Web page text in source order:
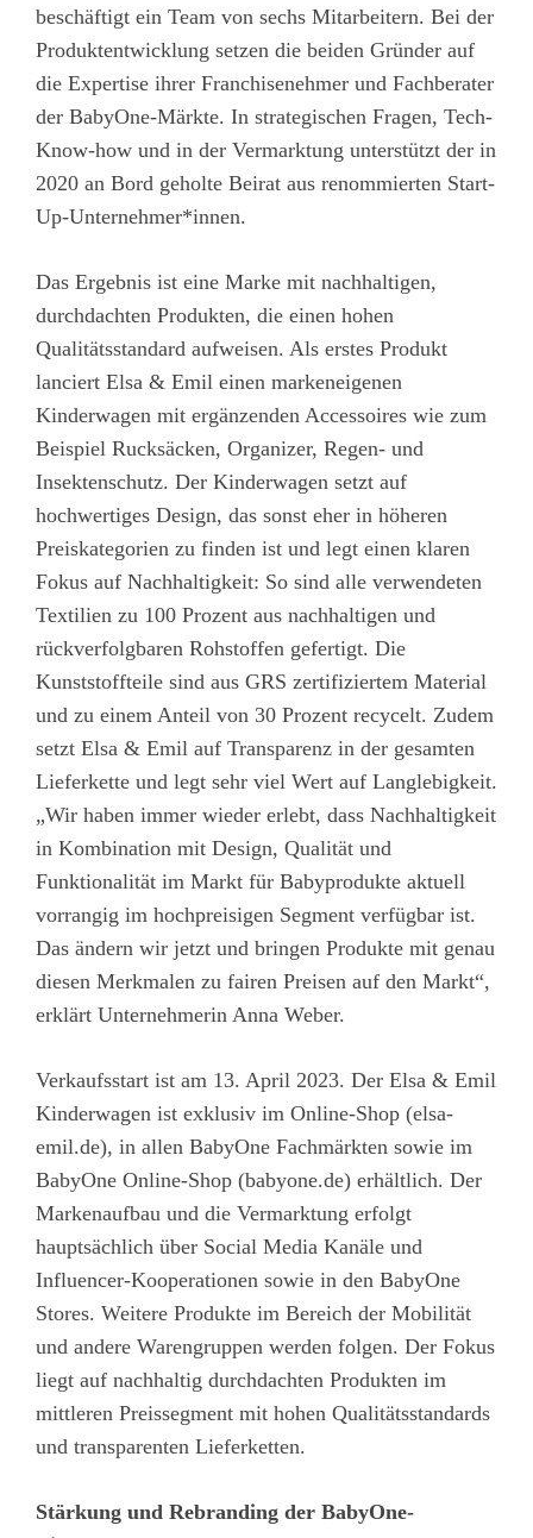
beschäftigt ein Team von sechs Mitarbeitern. Bei der
Produktentwicklung setzen die beiden Gründer auf
die Expertise ihrer Franchisenehmer und Fachberater
der BabyOne-Märkte. In strategischen Fragen, Tech-
Know-how und in der Vermarktung unterstützt der in
2020 an Bord geholte Beirat aus renommierten Start-
Up-Unternehmer*innen.
Das Ergebnis ist eine Marke mit nachhaltigen,
durchdachten Produkten, die einen hohen
Qualitätsstandard aufweisen. Als erstes Produkt
lanciert Elsa & Emil einen markeneigenen
Kinderwagen mit ergänzenden Accessoires wie zum
Beispiel Rucksäcken, Organizer, Regen- und
Insektenschutz. Der Kinderwagen setzt auf
hochwertiges Design, das sonst eher in höheren
Preiskategorien zu finden ist und legt einen klaren
Fokus auf Nachhaltigkeit: So sind alle verwendeten
Textilien zu 100 Prozent aus nachhaltigen und
rückverfolgbaren Rohstoffen gefertigt. Die
Kunststoffteile sind aus GRS zertifiziertem Material
und zu einem Anteil von 30 Prozent recycelt. Zudem
setzt Elsa & Emil auf Transparenz in der gesamten
Lieferkette und legt sehr viel Wert auf Langlebigkeit.
„Wir haben immer wieder erlebt, dass Nachhaltigkeit
in Kombination mit Design, Qualität und
Funktionalität im Markt für Babyprodukte aktuell
vorrangig im hochpreisigen Segment verfügbar ist.
Das ändern wir jetzt und bringen Produkte mit genau
diesen Merkmalen zu fairen Preisen auf den Markt“,
erklärt Unternehmerin Anna Weber.
Verkaufsstart ist am 13. April 2023. Der Elsa & Emil
Kinderwagen ist exklusiv im Online-Shop (elsa-
emil.de), in allen BabyOne Fachmärkten sowie im
BabyOne Online-Shop (babyone.de) erhältlich. Der
Markenaufbau und die Vermarktung erfolgt
hauptsächlich über Social Media Kanäle und
Influencer-Kooperationen sowie in den BabyOne
Stores. Weitere Produkte im Bereich der Mobilität
und andere Warengruppen werden folgen. Der Fokus
liegt auf nachhaltig durchdachten Produkten im
mittleren Preissegment mit hohen Qualitätsstandards
und transparenten Lieferketten.
Stärkung und Rebranding der BabyOne-